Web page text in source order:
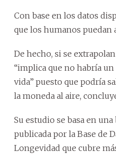
Con base en los datos
que los humanos puedan
De hecho, si se
“implica que no habría
vida” puesto que podría
la moneda al aire,
Su estudio se basa en
publicada por la Base de
Longevidad que cubre